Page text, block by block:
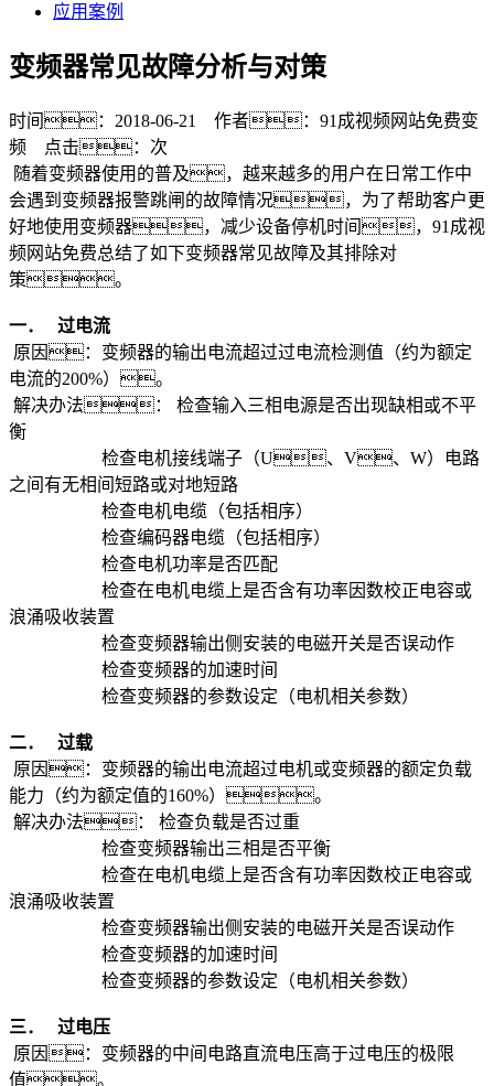
应用案例
变频器常见故障分析与对策
时间：2018-06-21 作者：91成视频网站免费变
频 点击： 次
随着变频器使用的普及，越来越多的用户在日常工作中
会遇到变频器报警跳闸的故障情况，为了帮助客户更
好地使用变频器，减少设备停机时间，91成视
频网站免费总结了如下变频器常见故障及其排除对
策。
一． 过电流
原因：变频器的输出电流超过过电流检测值（约为额定
电流的200%）。
解决办法： 检查输入三相电源是否出现缺相或不平
衡
检查电机接线端子（U、V、W）电路
之间有无相间短路或对地短路
检查电机电缆（包括相序）
检查编码器电缆（包括相序）
检查电机功率是否匹配
检查在电机电缆上是否含有功率因数校正电容或
浪涌吸收装置
检查变频器输出侧安装的电磁开关是否误动作
检查变频器的加速时间
检查变频器的参数设定（电机相关参数）
二． 过载
原因：变频器的输出电流超过电机或变频器的额定负载
能力（约为额定值的160%）。
解决办法： 检查负载是否过重
检查变频器输出三相是否平衡
检查在电机电缆上是否含有功率因数校正电容或
浪涌吸收装置
检查变频器输出侧安装的电磁开关是否误动作
检查变频器的加速时间
检查变频器的参数设定（电机相关参数）
三． 过电压
原因：变频器的中间电路直流电压高于过电压的极限
值。